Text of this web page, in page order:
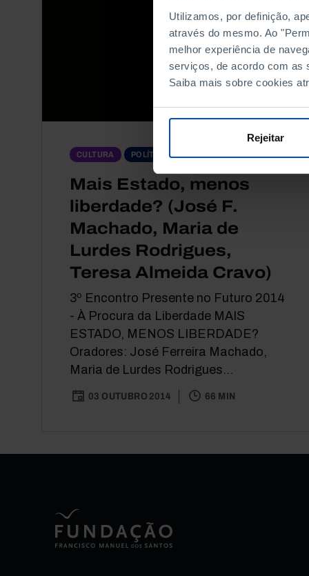
Utilizamos, por definição,
através do mesmo. Ao
melhor experiência de
serviços, de acordo com as
Saiba mais sobre cookies
Rejeitar
CULTURA POLÍTICA DEBATE
Mais Estado, menos
liberdade? (José F.
Machado, Maria de
Lurdes Rodrigues,
Teresa Almeida Cravo)
3º Encontro Presente no Futuro 2014
- À Procura da Liberdade MAIS
ESTADO, MENOS LIBERDADE?
Oradores: José Ferreira Machado,
Maria de Lurdes Rodrigues...
03 OUTUBRO 2014 66 MIN